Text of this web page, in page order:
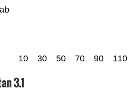
10 30 50 70 90 110
3.1